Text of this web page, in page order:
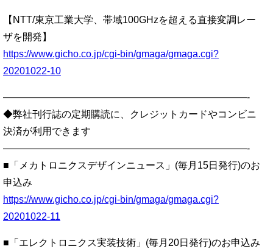
【NTT/東京工業大学、帯域100GHzを超える直接変調レー
ザを開発】
https://www.gicho.co.jp/cgi-bin/gmaga/gmaga.cgi?
20201022-10
—————————————————————————-
◆弊社刊行誌の定期購読に、クレジットカードやコンビニ
決済が利用できます
—————————————————————————-
■「メカトロニクスデザインニュース」(毎月15日発行)のお
申込み
https://www.gicho.co.jp/cgi-bin/gmaga/gmaga.cgi?
20201022-11
■「エレクトロニクス実装技術」(毎月20日発行)のお申込み